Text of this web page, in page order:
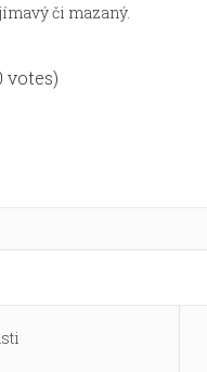
či mazaný.
votes)